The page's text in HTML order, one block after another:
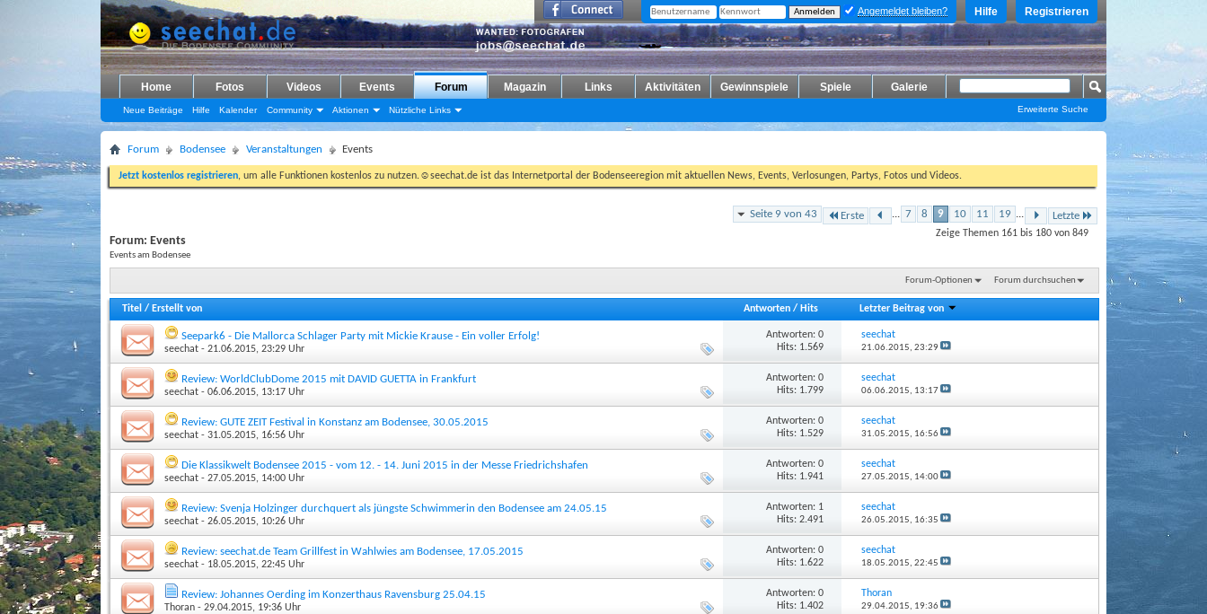
Registrieren
Hilfe
Angemeldet bleiben?
Home Fotos Videos Events Forum
Neue Beiträge Hilfe Kalender Community Aktionen Nützliche Links
Magazin Links Aktivitäten Gewinnspiele Spiele Galerie
Erweiterte Suche
Forum Bodensee Veranstaltungen Events
Jetzt kostenlos registrieren, um alle Funktionen kostenlos zu nutzen.☺seechat.de ist das Internetportal der Bodenseeregion mit aktuellen News, Events, Verlosungen, Partys, Fotos und Videos.
Seite 9 von 43 Erste ... 7 8 9 10 11 19 ... Letzte
Zeige Themen 161 bis 180 von 849
Forum: Events
Events am Bodensee
Forum-Optionen Forum durchsuchen
Titel / Erstellt von Antworten / Hits Letzter Beitrag von
Seepark6 - Die Mallorca Schlager Party mit Mickie Krause - Ein voller Erfolg!
seechat - 21.06.2015, 23:29 Uhr
Antworten: 0
Hits: 1.569
seechat
21.06.2015, 23:29
Review: WorldClubDome 2015 mit DAVID GUETTA in Frankfurt
seechat - 06.06.2015, 13:17 Uhr
Antworten: 0
Hits: 1.799
seechat
06.06.2015, 13:17
Review: GUTE ZEIT Festival in Konstanz am Bodensee, 30.05.2015
seechat - 31.05.2015, 16:56 Uhr
Antworten: 0
Hits: 1.529
seechat
31.05.2015, 16:56
Die Klassikwelt Bodensee 2015 - vom 12. - 14. Juni 2015 in der Messe Friedrichshafen
seechat - 27.05.2015, 14:00 Uhr
Antworten: 0
Hits: 1.941
seechat
27.05.2015, 14:00
Review: Svenja Holzinger durchquert als jüngste Schwimmerin den Bodensee am 24.05.15
seechat - 26.05.2015, 10:26 Uhr
Antworten: 1
Hits: 2.491
seechat
26.05.2015, 16:35
Review: seechat.de Team Grillfest in Wahlwies am Bodensee, 17.05.2015
seechat - 18.05.2015, 22:45 Uhr
Antworten: 0
Hits: 1.622
seechat
18.05.2015, 22:45
Review: Johannes Oerding im Konzerthaus Ravensburg 25.04.15
Thoran - 29.04.2015, 19:36 Uhr
Antworten: 0
Hits: 1.402
Thoran
29.04.2015, 19:36